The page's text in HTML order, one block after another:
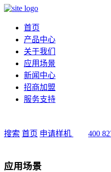
首页
产品中心
关于我们
应用场景
新闻中心
招商加盟
服务支持
搜索 首页 申请样机 400
应用场景